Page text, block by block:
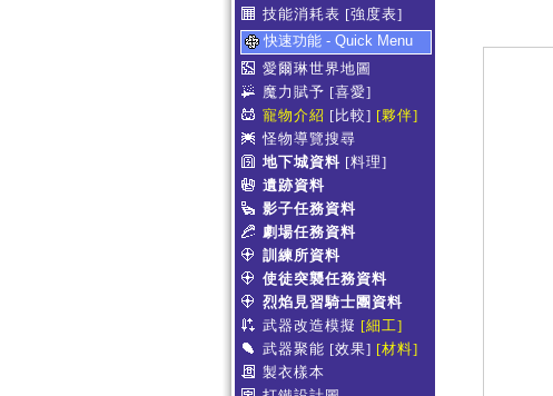
技能消耗表 [強度表]
快速功能 - Quick Menu
愛爾琳世界地圖
魔力賦予 [喜愛]
寵物介紹 [比較] [夥伴]
怪物導覽搜尋
地下城資料 [料理]
遺跡資料
影子任務資料
劇場任務資料
訓練所資料
使徒突襲任務資料
烈焰見習騎士團資料
武器改造模擬 [細工]
武器聚能 [效果] [材料]
製衣樣本